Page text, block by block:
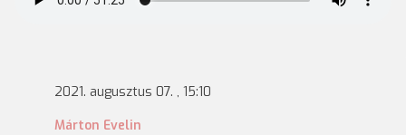
2021. augusztus 07. , 15:10
Márton Evelin